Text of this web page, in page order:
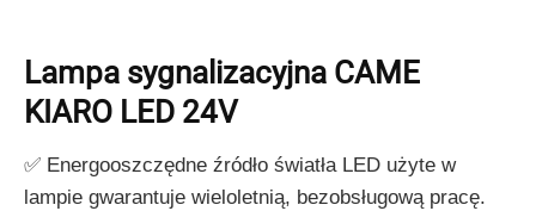
Lampa sygnalizacyjna CAME
KIARO LED 24V
✅ Energooszczędne źródło światła LED użyte w
lampie gwarantuje wieloletnią, bezobsługową pracę.